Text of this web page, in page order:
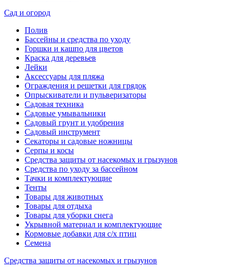
Сад и огород
Полив
Бассейны и средства по уходу
Горшки и кашпо для цветов
Краска для деревьев
Лейки
Аксессуары для пляжа
Ограждения и решетки для грядок
Опрыскиватели и пульверизаторы
Садовая техника
Садовые умывальники
Садовый грунт и удобрения
Садовый инструмент
Секаторы и садовые ножницы
Серпы и косы
Средства защиты от насекомых и грызунов
Средства по уходу за бассейном
Тачки и комплектующие
Тенты
Товары для животных
Товары для отдыха
Товары для уборки снега
Укрывной материал и комплектующие
Кормовые добавки для с/х птиц
Семена
Средства защиты от насекомых и грызунов